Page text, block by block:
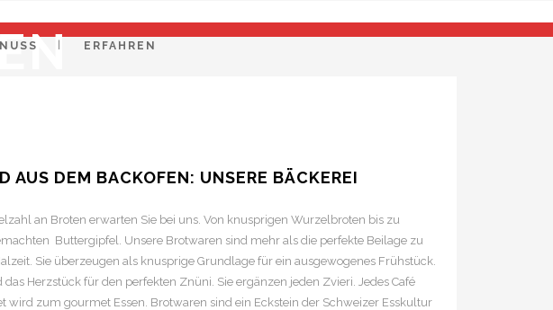
ERFAHREN
AUS DEM BACKOFEN: UNSERE BÄCKEREI
an Broten erwarten Sie bei uns. Von knusprigen Wurzelbroten bis zu
Buttergipfel. Unsere Brotwaren sind mehr als die perfekte Beilage zu
Sie überzeugen als knusprige Grundlage für ein ausgewogenes Frühstück.
das Herzstück für den perfekten Znüni. Sie ergänzen jeden Zvieri. Jedes Café
wird zum gourmet Essen. Brotwaren sind ein Eckstein der Schweizer Esskultur